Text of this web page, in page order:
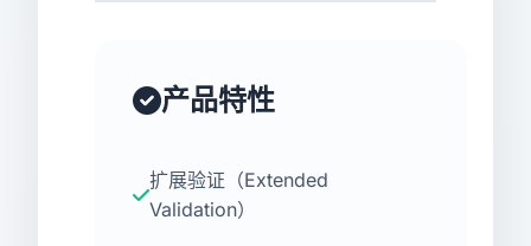
产品特性
扩展验证（Extended
Validation）